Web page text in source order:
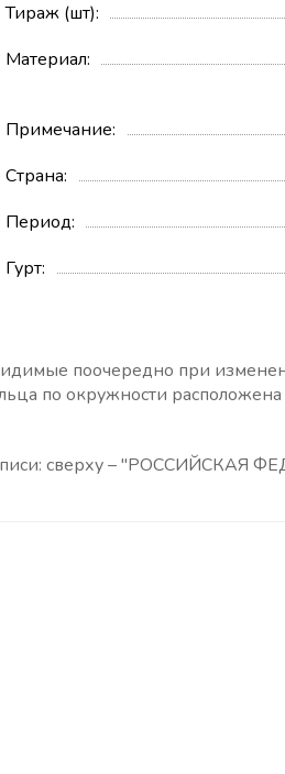
Тираж (шт)
Материал
Примечание
Страна
Период
Гурт
поочередно при
по окружности
сверху –